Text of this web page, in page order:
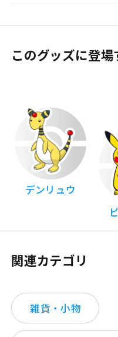
このグッズに登
デンリュウ
関連カテゴリ
雑貨・小物